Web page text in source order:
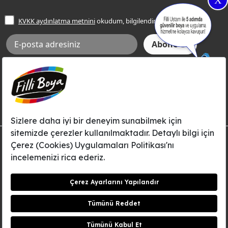
Frezya Rengi
Bilgi Toplumu Hizmetleri
İnternet Sitesi Kullanım Koşulları
KVKK Talep Formu
KVKK Aydınlatma Metni
KVKK aydınlatma metniniokudum, bilgilendim.
Aksi tarafımca bildirilene dek, Betek Boya ve Kimya Sanayi A.Ş.'nin
Filli Boya dahil tüm markaları ile ilgili kampanya, duyuru, hizmetler ve
tanıtım faaliyetleri vb. ile ilgili olarak e-posta yoluyla şahsıma
© Filli Boya 2026. Tüm Hakları Saklıdır.